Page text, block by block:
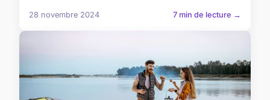
28 novembre 2024 7 min de lecture →